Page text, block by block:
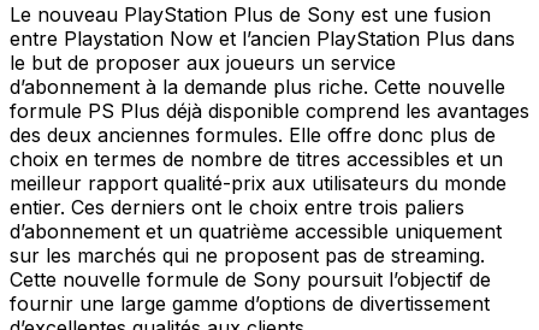
Le nouveau PlayStation Plus de Sony est une fusion
entre Playstation Now et l’ancien PlayStation Plus dans
le but de proposer aux joueurs un service
d’abonnement à la demande plus riche. Cette nouvelle
formule PS Plus déjà disponible comprend les avantages
des deux anciennes formules. Elle offre donc plus de
choix en termes de nombre de titres accessibles et un
meilleur rapport qualité-prix aux utilisateurs du monde
entier. Ces derniers ont le choix entre trois paliers
d’abonnement et un quatrième accessible uniquement
sur les marchés qui ne proposent pas de streaming.
Cette nouvelle formule de Sony poursuit l’objectif de
fournir une large gamme d’options de divertissement